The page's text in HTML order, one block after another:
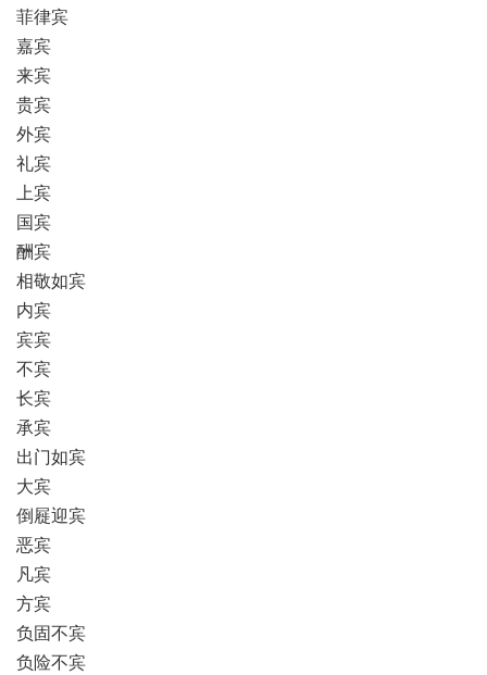
菲律宾
嘉宾
来宾
贵宾
外宾
礼宾
上宾
国宾
酬宾
相敬如宾
内宾
宾宾
不宾
长宾
承宾
出门如宾
大宾
倒屣迎宾
恶宾
凡宾
方宾
负固不宾
负险不宾